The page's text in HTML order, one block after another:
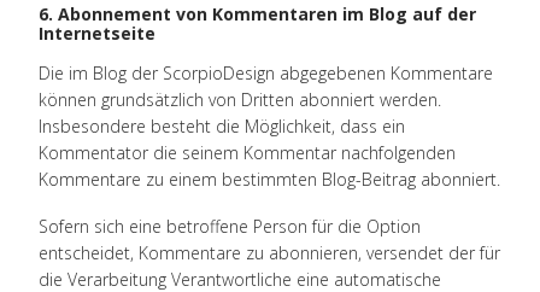
6. Abonnement von Kommentaren im Blog auf der
Internetseite
Die im Blog der ScorpioDesign abgegebenen Kommentare
können grundsätzlich von Dritten abonniert werden.
Insbesondere besteht die Möglichkeit, dass ein
Kommentator die seinem Kommentar nachfolgenden
Kommentare zu einem bestimmten Blog-Beitrag abonniert.
Sofern sich eine betroffene Person für die Option
entscheidet, Kommentare zu abonnieren, versendet der für
die Verarbeitung Verantwortliche eine automatische